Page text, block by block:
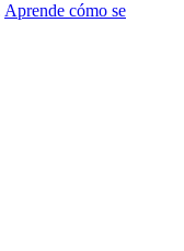
Aprende cómo se